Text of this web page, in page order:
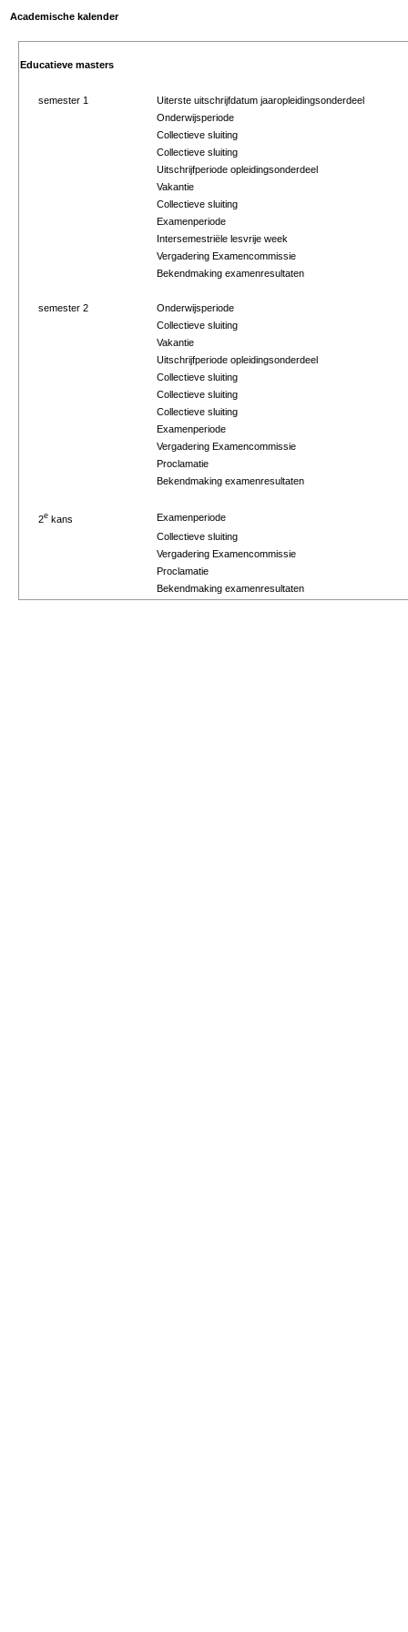
Academische kalender
Educatieve masters
semester 1
Uiterste uitschrijfdatum jaaropleidingsonderdeel
Onderwijsperiode
Collectieve sluiting
Collectieve sluiting
Uitschrijfperiode opleidingsonderdeel
Vakantie
Collectieve sluiting
Examenperiode
Intersemestriële lesvrije week
Vergadering Examencommissie
Bekendmaking examenresultaten
semester 2
Onderwijsperiode
Collectieve sluiting
Vakantie
Uitschrijfperiode opleidingsonderdeel
Collectieve sluiting
Collectieve sluiting
Collectieve sluiting
Examenperiode
Vergadering Examencommissie
Proclamatie
Bekendmaking examenresultaten
2e kans
Examenperiode
Collectieve sluiting
Vergadering Examencommissie
Proclamatie
Bekendmaking examenresultaten